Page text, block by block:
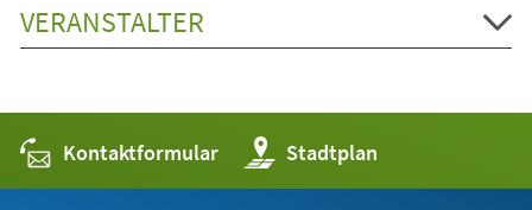
VERANSTALTER
Kontaktformular Stadtplan
(Öffnet
in
einem